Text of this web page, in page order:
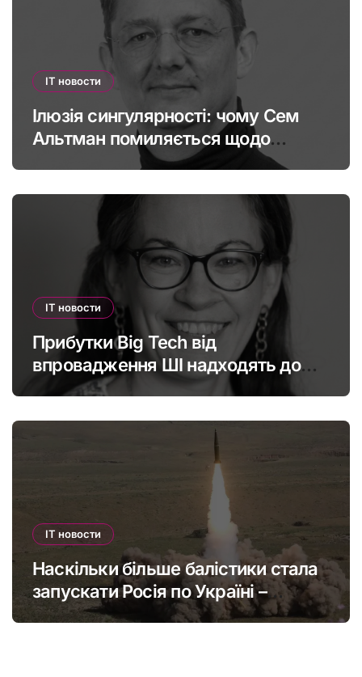
IT новости
Ілюзія сингулярності: чому Сем
Альтман помиляється щодо
штучного інтелекту
IT новости
Прибутки Big Tech від
впровадження ШІ надходять до
офшорів: як змінити глобальну
IT новости
Наскільки більше балістики стала
запускати Росія по Україні –
інфографіка